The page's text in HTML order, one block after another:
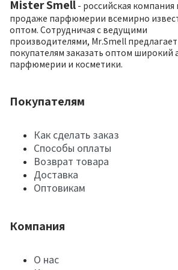
Mister Smell - российская компания
продаже парфюмерии всемирно
оптом. Сотрудничая с ведущими
производителями, Mr.Smell
покупателям заказать оптом широкий
парфюмерии и косметики.
Покупателям
Как сделать заказ
Способы оплаты
Возврат товара
Доставка
Оптовикам
Компания
О нас